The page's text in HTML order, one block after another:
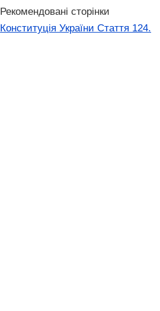
Рекомендовані сторінки
Конституція України Стаття 124.